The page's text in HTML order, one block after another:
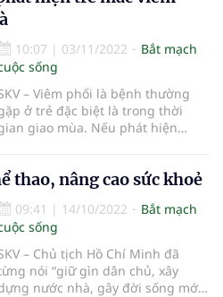
10:07 | 03/11/2022
Bắt mạch
sống
– Viêm phổi là bệnh thường
ở trẻ đặc biệt là trong thời
giao mùa. Nếu phát hiện
tràn dịch màng phổi, tràn khí
vong.
thao, nâng cao sức khoẻ
09:41 | 14/10/2022
Bắt mạch
sống
– Chủ tịch Hồ Chí Minh đã
nói “giữ gìn dân chủ, xây
nước nhà, gây đời sống mới,